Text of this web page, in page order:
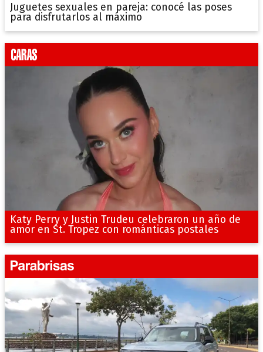
Juguetes sexuales en pareja: conocé las poses
para disfrutarlos al máximo
Katy Perry y Justin Trudeu celebraron un año de
amor en St. Tropez con románticas postales